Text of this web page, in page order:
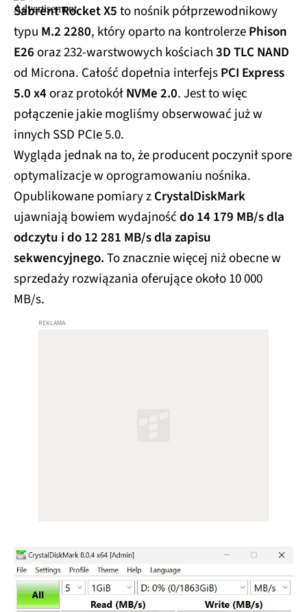
Sabrent Rocket X5to nośnik półprzewodnikowy
typu M.2 2280, który oparto na kontrolerzePhison
E26oraz 232-warstwowych kościach3D TLC NAND
od Microna. Całość dopełnia interfejsPCI Express
5.0 x4oraz protokółNVMe 2.0. Jest to więc
połączenie jakie mogliśmy obserwować już w
innych SSD PCIe 5.0.
Wygląda jednak na to, że producent poczynił spore
optymalizacje w oprogramowaniu nośnika.
Opublikowane pomiary zCrystalDiskMark
ujawniają bowiem wydajnośćdo 14 179 MB/s dla
odczytu i do 12 281 MB/s dla zapisu
sekwencyjnego.To znacznie więcej niż obecne w
sprzedaży rozwiązania oferujące około 10 000
MB/s.